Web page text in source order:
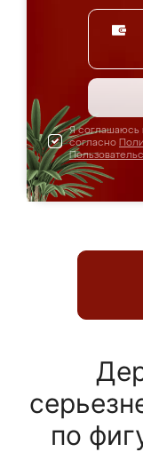
Я соглашаюсь
согласно
по